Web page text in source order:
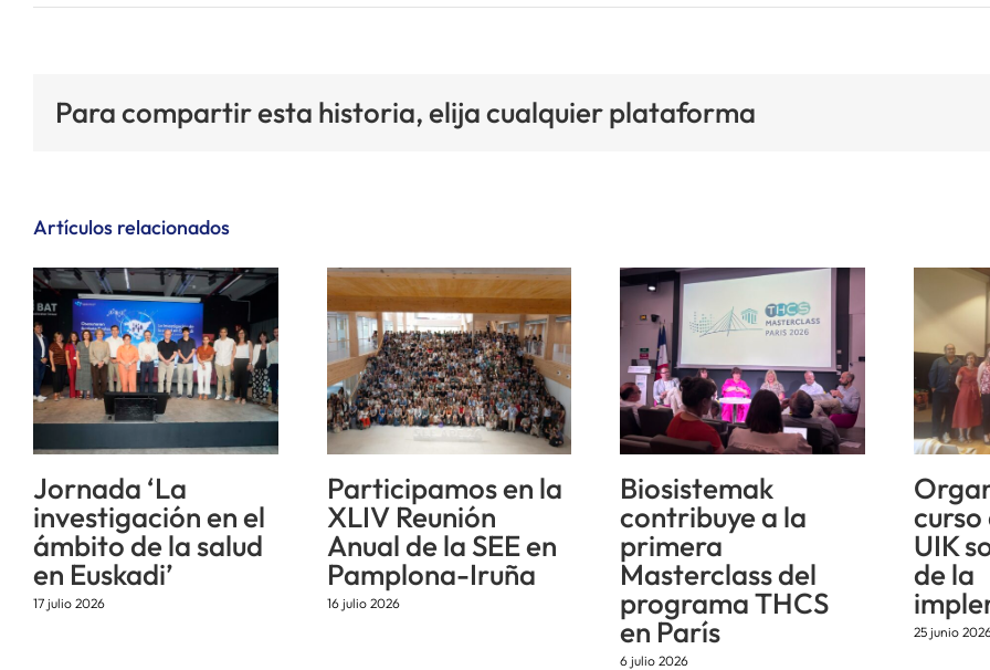
Para compartir esta historia, elija cualquier plataforma
Artículos relacionados
Jornada ‘La
investigación en el
ámbito de la salud
en Euskadi’
17 julio 2026
Participamos en la
XLIV Reunión
Anual de la SEE en
Pamplona-Iruña
16 julio 2026
Biosistemak
contribuye a la
primera
Masterclass del
programa THCS
en París
6 julio 2026
curso
UIK
de la
25 junio